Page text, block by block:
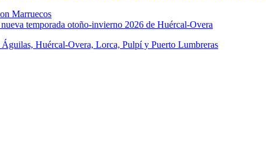
Marruecos
temporada otoño-invierno 2026 de Huércal-Overa
Huércal-Overa, Lorca, Pulpí y Puerto Lumbreras